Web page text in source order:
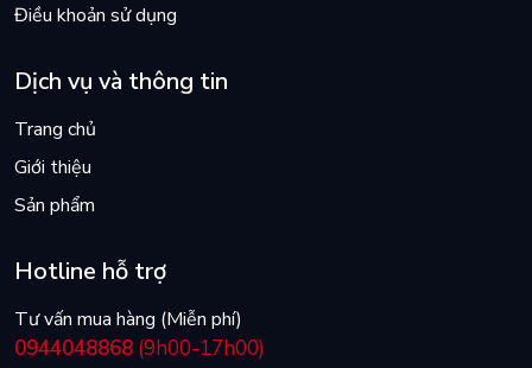
Điều khoản sử dụng
Dịch vụ và thông tin
Trang chủ
Giới thiệu
Sản phẩm
Hotline hỗ trợ
Tư vấn mua hàng (Miễn phí)
0944048868 (9h00-17h00)